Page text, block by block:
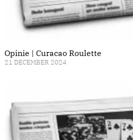
Opinie | Curacao Roulette
21 DECEMBER 2024